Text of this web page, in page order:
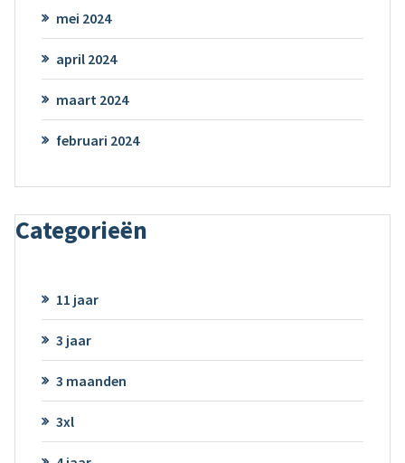
mei 2024
april 2024
maart 2024
februari 2024
Categorieën
11 jaar
3 jaar
3 maanden
3xl